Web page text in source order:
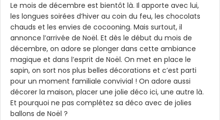
Le mois de décembre est bientôt là. Il apporte avec lui,
les longues soirées d’hiver au coin du feu, les chocolats
chauds et les envies de cocooning. Mais surtout, il
annonce l’arrivée de Noël. Et dès le début du mois de
décembre, on adore se plonger dans cette ambiance
magique et dans l’esprit de Noël. On met en place le
sapin, on sort nos plus belles décorations et c’est parti
pour un moment familiale convivial ! On adore aussi
décorer la maison, placer une jolie déco ici, une autre là.
Et pourquoi ne pas complétez sa déco avec de jolies
ballons de Noël ?